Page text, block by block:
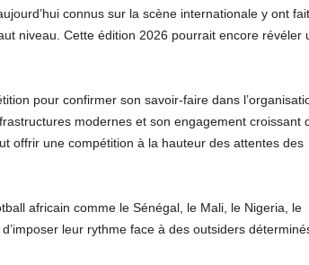
connus sur la scène internationale y ont
niveau. Cette édition 2026 pourrait encore révéler
pour confirmer son savoir-faire dans
modernes et son engagement croissant
offrir une compétition à la hauteur des attentes des
africain comme le Sénégal, le Mali, le Nigeria, le
leur rythme face à des outsiders